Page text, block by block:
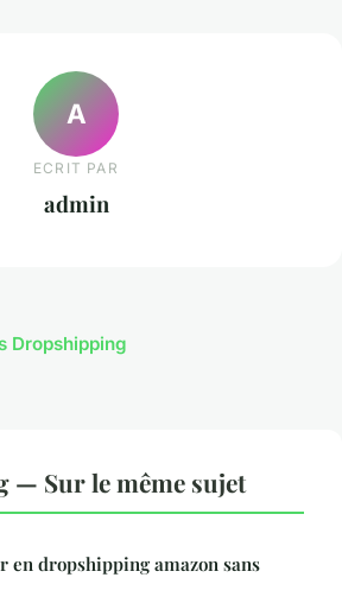
A
ECRIT PAR
admin
Dropshipping
— Sur le même sujet
en dropshipping amazon sans